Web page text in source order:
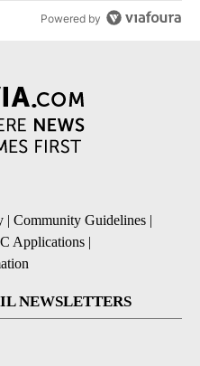
Powered by
| Community Guidelines |
Applications |
NEWSLETTERS